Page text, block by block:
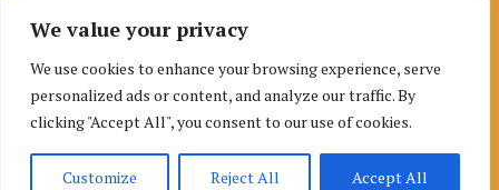
We value your privacy
We use cookies to enhance your browsing experience, serve
personalized ads or content, and analyze our traffic. By
clicking "Accept All", you consent to our use of cookies.
Customize Reject All Accept All
Email segreteria:
segreteriaifg@uniurb.it
Email redazione:
redazioneifgurbino@gmail.com